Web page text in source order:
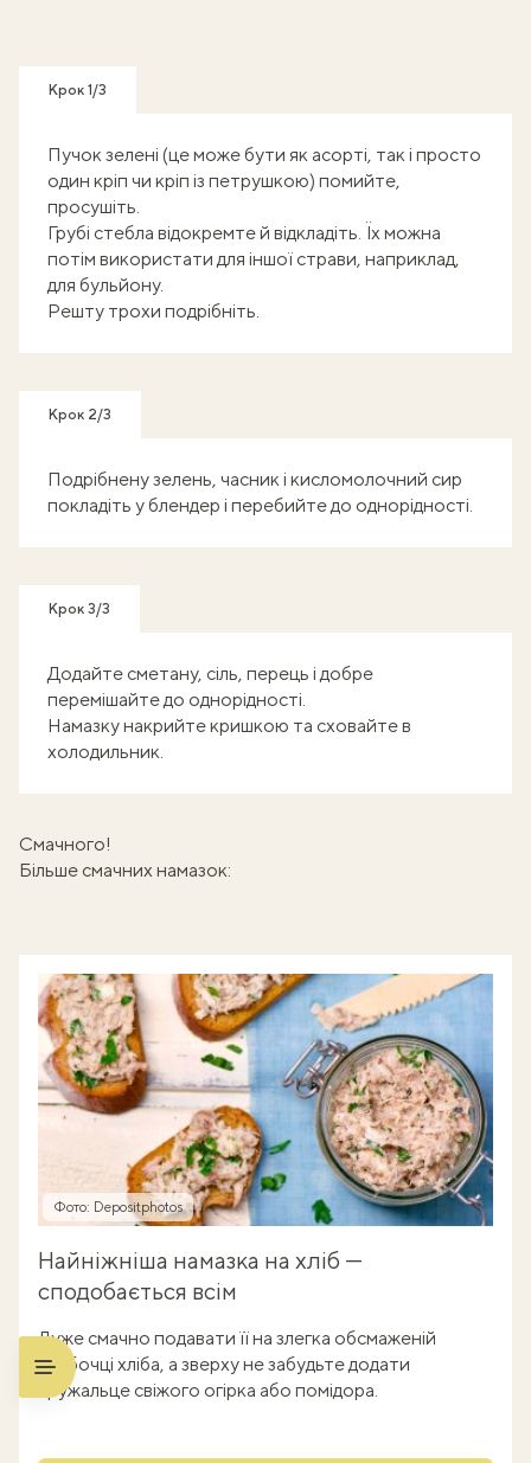
Крок 1/3
Пучок зелені (це може бути як асорті, так і просто
один кріп чи кріп із петрушкою) помийте,
просушіть.
Грубі стебла відокремте й відкладіть. Їх можна
потім використати для іншої страви, наприклад,
для бульйону.
Решту трохи подрібніть.
Крок 2/3
Подрібнену зелень, часник і кисломолочний сир
покладіть у блендер і перебийте до однорідності.
Крок 3/3
Додайте сметану, сіль, перець і добре
перемішайте до однорідності.
Намазку накрийте кришкою та сховайте в
холодильник.
Смачного!
Більше смачних намазок:
Фото: Depositphotos
Найніжніша намазка на хліб —
сподобається всім
Дуже смачно подавати її на злегка обсмаженій
скибочці хліба, а зверху не забудьте додати
кружальце свіжого огірка або помідора.